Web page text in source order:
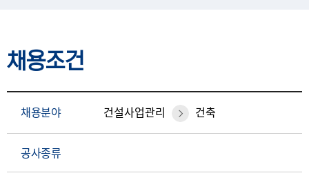
채용조건
채용분야 건설사업관리 건축
공사종류